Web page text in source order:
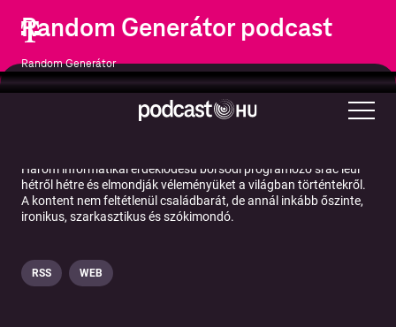
Random Generátor podcast
Random Generátor
Technológia
Három informatikai érdeklődésű borsodi programozó srác leül
hétről hétre és elmondják véleményüket a világban történtekről.
A kontent nem feltétlenül családbarát, de annál inkább őszinte,
ironikus, szarkasztikus és szókimondó.
RSS WEB